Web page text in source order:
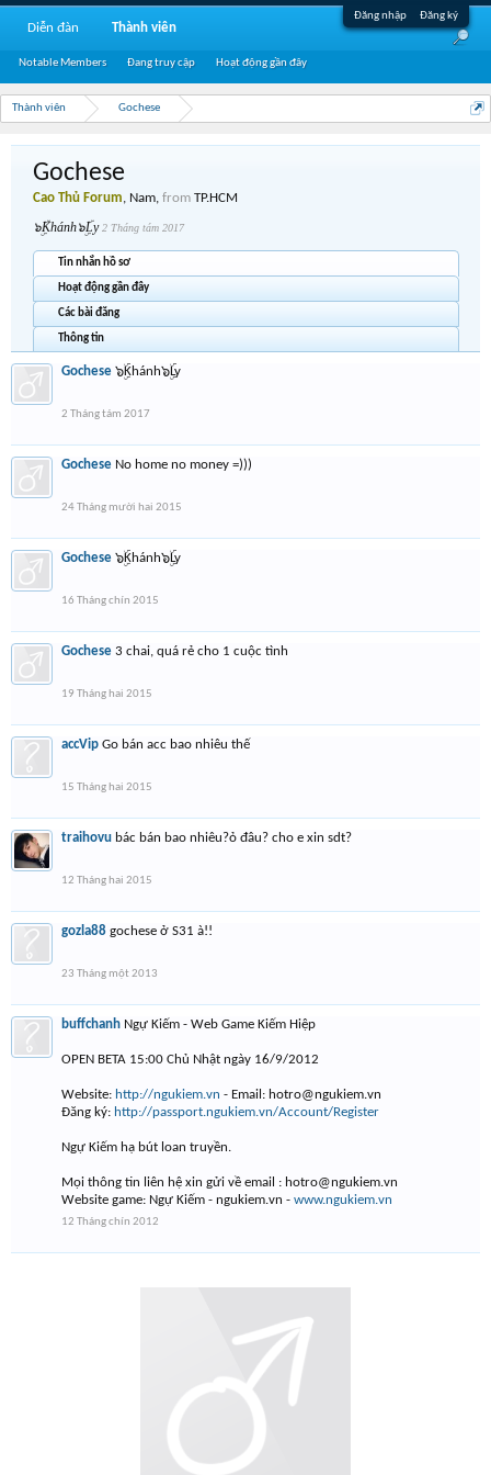
Đăng nhập Đăng ký
Thành viên Gochese
Gochese
Cao Thủ Forum, Nam, from TP.HCM
๖ۣۜKhánh๖ۣۜLy 2 Tháng tám 2017
Tin nhắn hồ sơ
Hoạt động gần đây
Các bài đăng
Thông tin
Gochese ๖ۣۜKhánh๖ۣۜLy
2 Tháng tám 2017
Gochese No home no money =)))
24 Tháng mười hai 2015
Gochese ๖ۣۜKhánh๖ۣۜLy
16 Tháng chín 2015
Gochese 3 chai, quá rẻ cho 1 cuộc tình
19 Tháng hai 2015
accVip Go bán acc bao nhiêu thế
15 Tháng hai 2015
traihovu bác bán bao nhiêu?ỏ đâu? cho e xin sdt?
12 Tháng hai 2015
gozla88 gochese ở S31 à!!
23 Tháng một 2013
buffchanh Ngự Kiếm - Web Game Kiếm Hiệp
OPEN BETA 15:00 Chủ Nhật ngày 16/9/2012
Website: http://ngukiem.vn - Email: hotro@ngukiem.vn
Đăng ký: http://passport.ngukiem.vn/Account/Register
Ngự Kiếm hạ bút loan truyền.
Mọi thông tin liên hệ xin gửi về email : hotro@ngukiem.vn
Website game: Ngự Kiếm - ngukiem.vn - www.ngukiem.vn
12 Tháng chín 2012
Diễn đàn Thành viên
Notable Members Đang truy cập Hoạt động gần đây